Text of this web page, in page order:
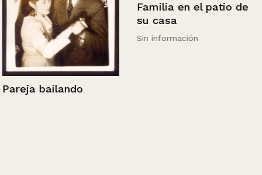
Pareja bailando
Familia en el patio de
su casa
Sin información